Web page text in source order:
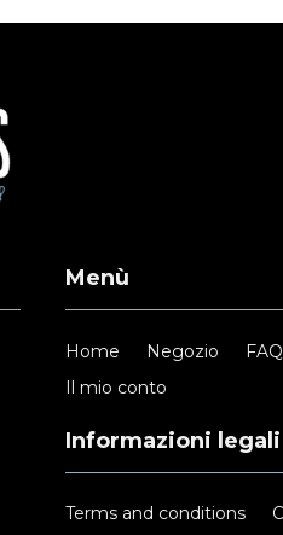
Menù
Home Negozio FAQ
Il mio conto
Informazioni legali
Terms and conditions